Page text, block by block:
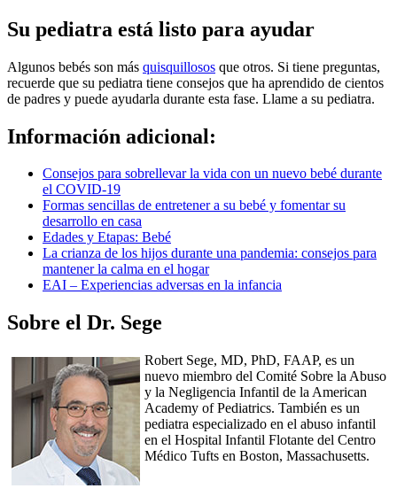
Su pediatra está listo para ayudar
Algunos bebés son más quisquillosos que otros. Si tiene preguntas,
recuerde que su pediatra tiene consejos que ha aprendido de cientos
de padres y puede ayudarla durante esta fase. Llame a su pediatra.
Información adicional:
Consejos para sobrellevar la vida con un nuevo bebé durante
el COVID-19
Formas sencillas de entretener a su bebé y fomentar su
desarrollo en casa
Edades y Etapas: Bebé
La crianza de los hijos durante una pandemia: consejos para
mantener la calma en el hogar
EAI – Experiencias adversas en la infancia
Sobre el Dr. Sege
Robert Sege, MD, PhD, FAAP, es un
nuevo miembro del Comité Sobre la Abuso
y la Negligencia Infantil de la American
Academy of Pediatrics. También es un
pediatra especializado en el abuso infantil
en el Hospital Infantil Flotante del Centro
Médico Tufts en Boston, Massachusetts.